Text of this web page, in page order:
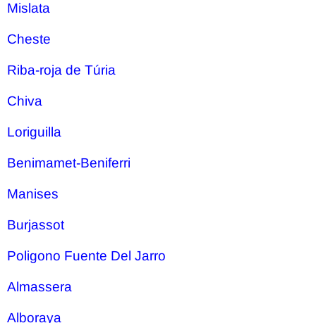
Mislata
Cheste
Riba-roja de Túria
Chiva
Loriguilla
Benimamet-Beniferri
Manises
Burjassot
Poligono Fuente Del Jarro
Almassera
Alboraya